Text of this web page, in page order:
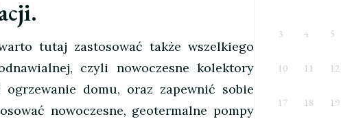
tutaj zastosować także wszelkiego
czyli nowoczesne kolektory
ogrzewanie domu, oraz zapewnić sobie
nowoczesne, geotermalne pompy
3 4 5
10 11 12
17 18 19